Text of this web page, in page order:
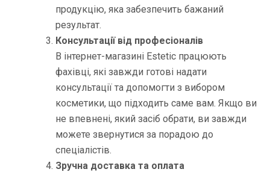
продукцію, яка забезпечить бажаний
результат.
Консультації від професіоналів
В інтернет-магазині Estetic працюють
фахівці, які завжди готові надати
консультації та допомогти з вибором
косметики, що підходить саме вам. Якщо ви
не впевнені, який засіб обрати, ви завжди
можете звернутися за порадою до
спеціалістів.
Зручна доставка та оплата